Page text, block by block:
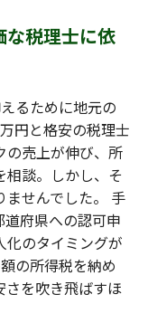
な税理士に依
るために地元の
円と格安の税理士
の売上が伸び、所
相談。しかし、そ
ませんでした。 手
府県への認可申
化のタイミングが
の所得税を納め
さを吹き飛ばすほ